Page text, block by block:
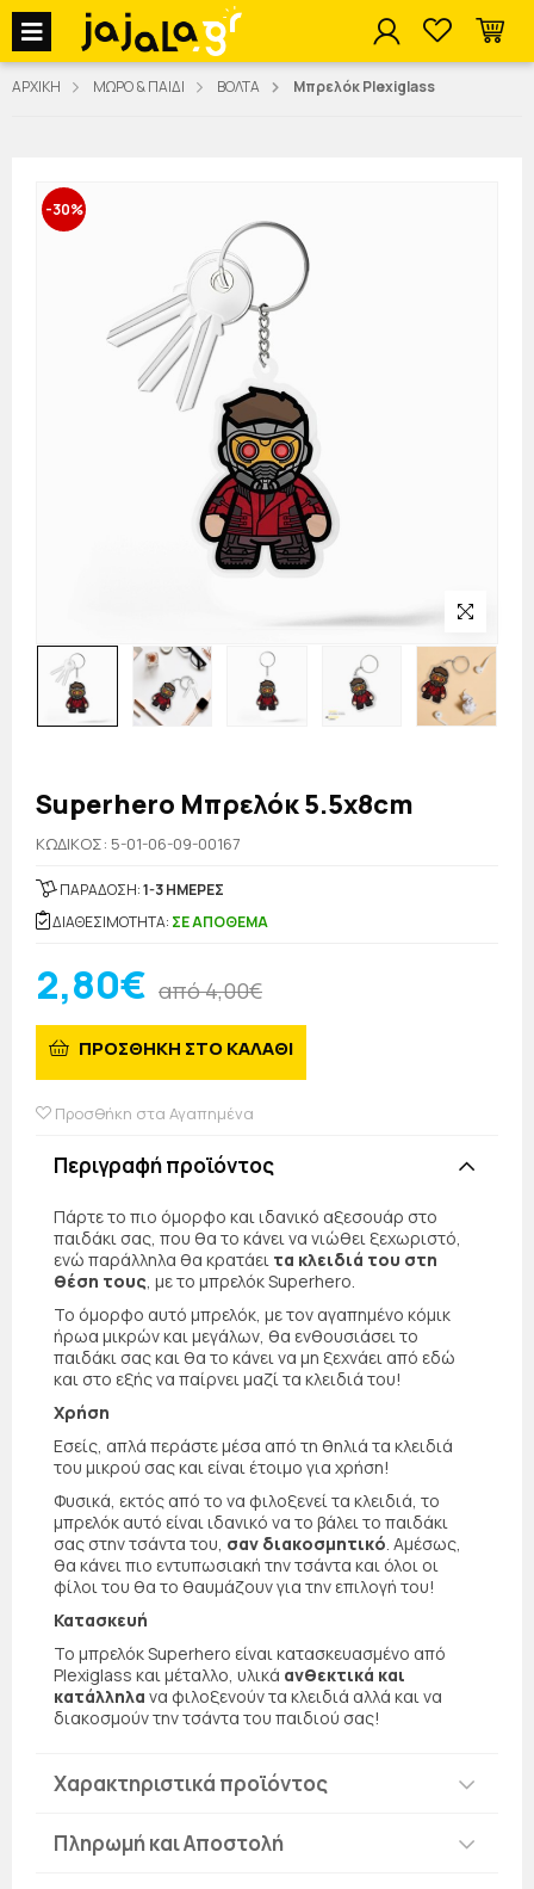
jajala Menu
ΑΡΧΙΚΗ ΜΩΡΟ & ΠΑΙΔΙ ΒΟΛΤΑ Μπρελόκ Plexiglass
-30%
Superhero Μπρελόκ 5.5x8cm
KΩΔΙΚΟΣ: 5-01-06-09-00167
ΠΑΡΑΔΟΣΗ:1-3 ΗΜΕΡΕΣ
ΔΙΑΘΕΣΙΜΟΤΗΤΑ: ΣΕ ΑΠΟΘΕΜΑ
2,80€ από 4,00€
ΠΡΟΣΘΗΚΗ ΣΤΟ ΚΑΛΑΘΙ
Προσθήκη στα Αγαπημένα
Περιγραφή προϊόντος
Πάρτε το πιο όμορφο και ιδανικό αξεσουάρ στο
παιδάκι σας, που θα το κάνει να νιώθει ξεχωριστό,
ενώ παράλληλα θα κρατάει τα κλειδιά του στη
θέση τους , με το μπρελόκ Superhero.
Το όμορφο αυτό μπρελόκ, με τον αγαπημένο κόμικ
ήρωα μικρών και μεγάλων, θα ενθουσιάσει το
παιδάκι σας και θα το κάνει να μη ξεχνάει από εδώ
και στο εξής να παίρνει μαζί τα κλειδιά του!
Χρήση
Εσείς, απλά περάστε μέσα από τη θηλιά τα κλειδιά
του μικρού σας και είναι έτοιμο για χρήση!
Φυσικά, εκτός από το να φιλοξενεί τα κλειδιά, το
μπρελόκ αυτό είναι ιδανικό να το βάλει το παιδάκι
σας στην τσάντα του, σαν διακοσμητικό . Αμέσως,
θα κάνει πιο εντυπωσιακή την τσάντα και όλοι οι
φίλοι του θα το θαυμάζουν για την επιλογή του!
Κατασκευή
Το μπρελόκ Superhero είναι κατασκευασμένο από
Plexiglass και μέταλλο, υλικά ανθεκτικά και
κατάλληλα να φιλοξενούν τα κλειδιά αλλά και να
διακοσμούν την τσάντα του παιδιού σας!
Χαρακτηριστικά προϊόντος
Πληρωμή και Αποστολή